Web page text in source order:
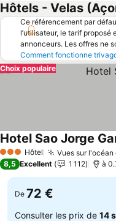
Hôtels - Velas
Ce référencement par
l’utilisateur, le tarif
annonceurs. Les offres ne
Comment fonctionne
Choix populaire
3 ÉtoilesHôtel Vues sur
Hotel Sao Jorge
8,5 Excellent 1 112 à
De 72 €
Consulter les prix de 14